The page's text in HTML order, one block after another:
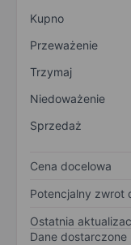
Kupno
Przeważenie
Trzymaj
Niedoważenie
Sprzedaż
Cena docelowa
Potencjalny zwrot
Ostatnia
Dane dostarczone